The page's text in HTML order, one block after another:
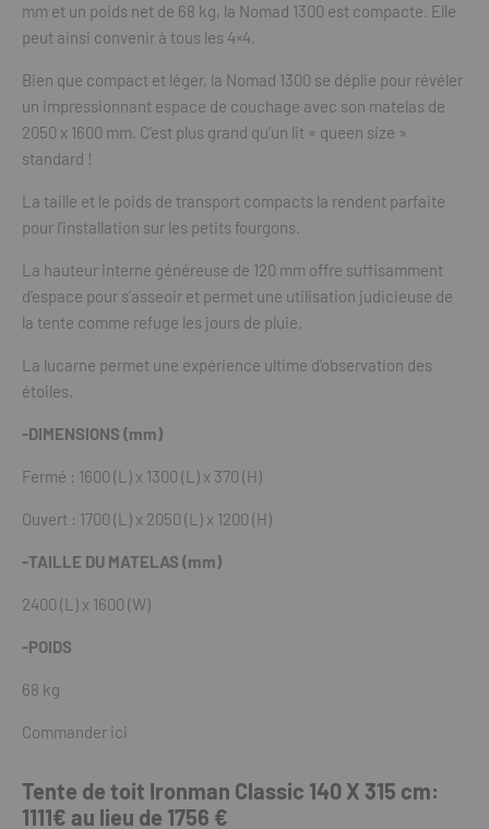
mm et un poids net de 68 kg, la Nomad 1300 est compacte. Elle
peut ainsi convenir à tous les 4×4.
Bien que compact et léger, la Nomad 1300 se déplie pour révéler
un impressionnant espace de couchage avec son matelas de
2050 x 1600 mm. C’est plus grand qu’un lit « queen size »
standard !
La taille et le poids de transport compacts la rendent parfaite
pour l’installation sur les petits fourgons.
La hauteur interne généreuse de 120 mm offre suffisamment
d’espace pour s’asseoir et permet une utilisation judicieuse de
la tente comme refuge les jours de pluie.
La lucarne permet une expérience ultime d’observation des
étoiles.
-DIMENSIONS (mm)
Fermé : 1600 (L) x 1300 (L) x 370 (H)
Ouvert : 1700 (L) x 2050 (L) x 1200 (H)
-TAILLE DU MATELAS (mm)
2400 (L) x 1600 (W)
-POIDS
68 kg
Commander ici
Tente de toit Ironman Classic 140 X 315 cm:
1111€ au lieu de 1756 €